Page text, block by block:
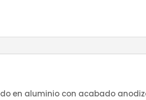
en aluminio con acabado